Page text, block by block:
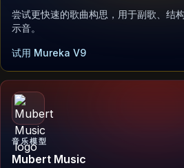
尝试更快速的歌曲构思，用于副歌、结
示音。
试用 Mureka V9
音乐模型
Mubert Music